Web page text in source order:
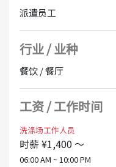
派遣员工
行业 / 业种
餐饮 / 餐厅
工资 / 工作时间
洗涤场工作人员
时薪 ¥1,400 ～
06:00 AM ~ 10:00 PM